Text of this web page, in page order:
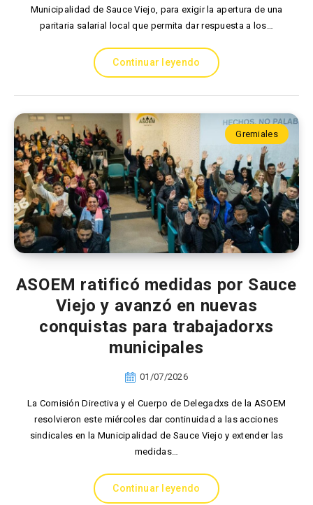
Municipalidad de Sauce Viejo, para exigir la apertura de una
paritaria salarial local que permita dar respuesta a los…
Continuar leyendo
Gremiales
ASOEM ratificó medidas por Sauce
Viejo y avanzó en nuevas
conquistas para trabajadorxs
municipales
01/07/2026
La Comisión Directiva y el Cuerpo de Delegadxs de la ASOEM
resolvieron este miércoles dar continuidad a las acciones
sindicales en la Municipalidad de Sauce Viejo y extender las
medidas…
Continuar leyendo